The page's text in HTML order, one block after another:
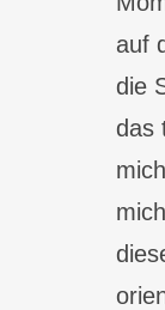
auf
die
das